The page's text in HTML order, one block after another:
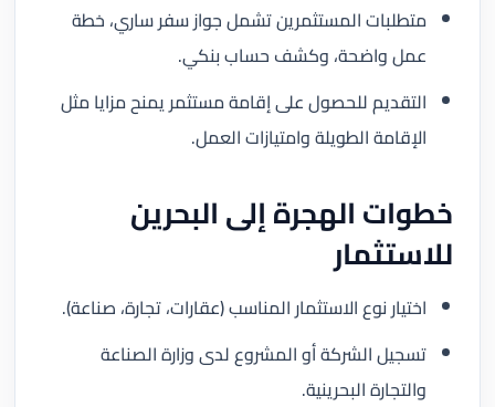
متطلبات المستثمرين تشمل جواز سفر ساري، خطة
عمل واضحة، وكشف حساب بنكي.
التقديم للحصول على إقامة مستثمر يمنح مزايا مثل
الإقامة الطويلة وامتيازات العمل.
خطوات الهجرة إلى البحرين
للاستثمار
اختيار نوع الاستثمار المناسب (عقارات، تجارة، صناعة).
تسجيل الشركة أو المشروع لدى وزارة الصناعة
والتجارة البحرينية.